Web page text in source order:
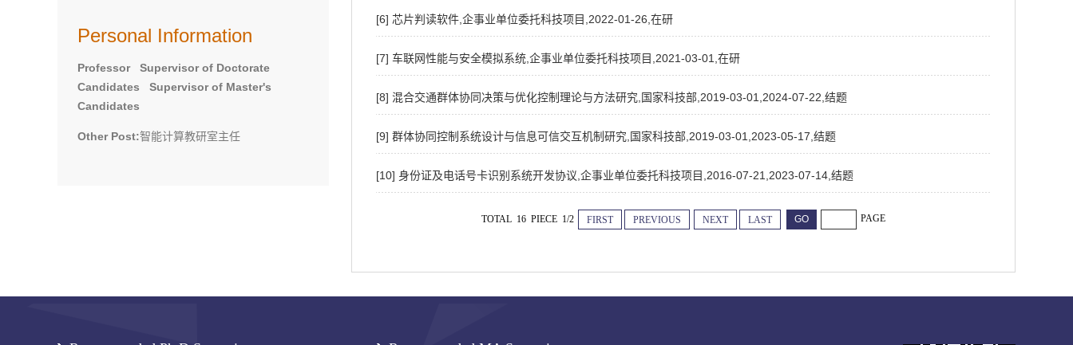
Personal Information
Professor Supervisor of Doctorate
Candidates Supervisor of Master's
Candidates
Other Post:智能计算教研室主任
[6] 芯片判读软件,企事业单位委托科技项目,2022-01-26,在研
[7] 车联网性能与安全模拟系统,企事业单位委托科技项目,2021-03-01,在研
[8] 混合交通群体协同决策与优化控制理论与方法研究,国家科技部,2019-03-01,2024-07-22,结题
[9] 群体协同控制系统设计与信息可信交互机制研究,国家科技部,2019-03-01,2023-05-17,结题
[10] 身份证及电话号卡识别系统开发协议,企事业单位委托科技项目,2016-07-21,2023-07-14,结题
TOTAL 16 PIECE 1/2 FIRST PREVIOUS NEXT LAST PAGE